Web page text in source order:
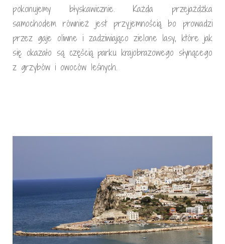
pokonujemy błyskawicznie. Każda przejażdżka
samochodem również jest przyjemnością bo prowadzi
przez gaje oliwne i zadziwiająco zielone lasy, które jak
się okazało są częścią parku krajobrazowego słynącego
z grzybów i owoców leśnych.